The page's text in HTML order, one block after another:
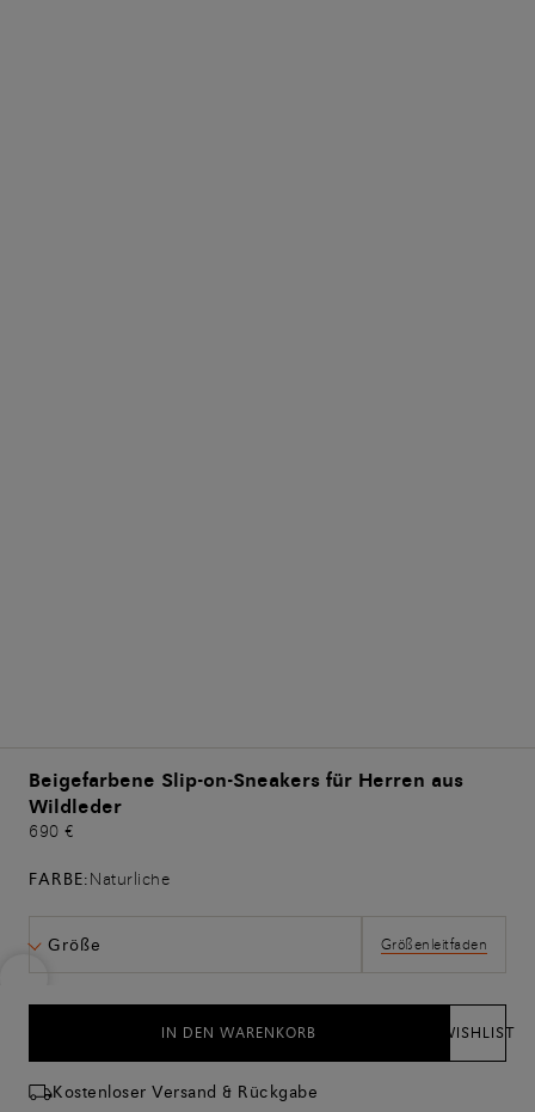
Beigefarbene Slip-on-Sneakers für Herren aus
Wildleder
690 €
FARBE:Naturliche
Größe Größenleitfaden
IN DEN WARENKORB WISHLIST
Kostenloser Versand & Rückgabe